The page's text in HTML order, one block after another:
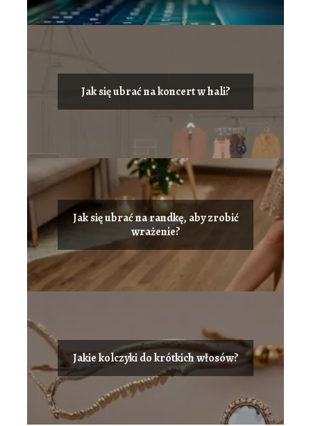
Jak się ubrać na koncert w hali?
Jak się ubrać na randkę, aby zrobić
wrażenie?
Jakie kolczyki do krótkich włosów?